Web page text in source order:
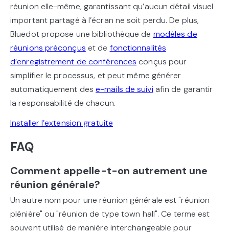
réunion elle-même, garantissant qu’aucun détail visuel
important partagé à l’écran ne soit perdu. De plus,
Bluedot propose une bibliothèque de modèles de
réunions préconçus et de fonctionnalités
d’enregistrement de conférences conçus pour
simplifier le processus, et peut même générer
automatiquement dese-mails de suivi afin de garantir
la responsabilité de chacun.
Installer l’extension gratuite
FAQ
Comment appelle-t-on autrement une
réunion générale?
Un autre nom pour une réunion générale est "réunion
plénière" ou "réunion de type town hall". Ce terme est
souvent utilisé de manière interchangeable pour